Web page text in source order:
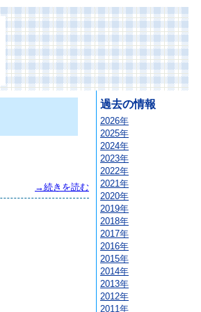
→続きを読む
過去の情報
2026年
2025年
2024年
2023年
2022年
2021年
2020年
2019年
2018年
2017年
2016年
2015年
2014年
2013年
2012年
2011年